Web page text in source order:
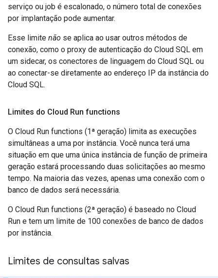
serviço ou job é escalonado, o número total de conexões
por implantação pode aumentar.
Esse limite não se aplica ao usar outros métodos de
conexão, como o proxy de autenticação do Cloud SQL em
um sidecar, os conectores de linguagem do Cloud SQL ou
ao conectar-se diretamente ao endereço IP da instância do
Cloud SQL.
Limites do Cloud Run functions
O Cloud Run functions (1ª geração) limita as execuções
simultâneas a uma por instância. Você nunca terá uma
situação em que uma única instância de função de primeira
geração estará processando duas solicitações ao mesmo
tempo. Na maioria das vezes, apenas uma conexão com o
banco de dados será necessária.
O Cloud Run functions (2ª geração) é baseado no Cloud
Run e tem um limite de 100 conexões de banco de dados
por instância.
Limites de consultas salvas